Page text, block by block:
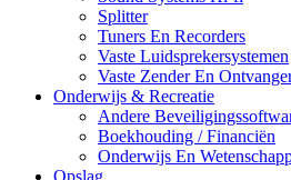
Splitter
Tuners En Recorders
Vaste Luidsprekersystemen
Vaste Zender En
Onderwijs & Recreatie
Andere
Boekhouding / Financiën
Onderwijs En